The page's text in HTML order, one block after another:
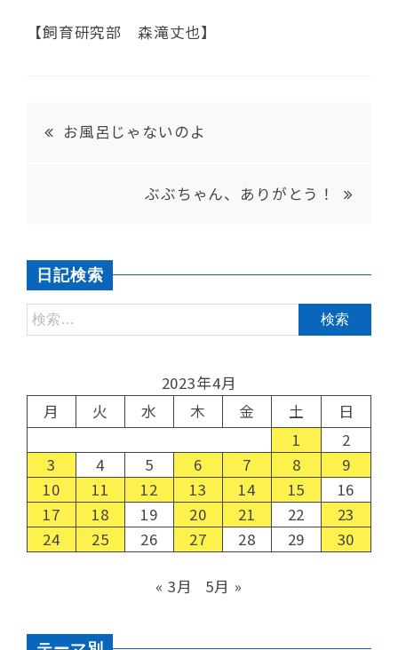
【飼育研究部 森滝丈也】
お風呂じゃないのよ
ぶぶちゃん、ありがとう！
日記検索
2023年4月
月
火 水 木 金 土
日
1
2
3
4 5 6 7 8
9
10
11 12 13 14 15
16
17
18 19 20 21 22
23
24
25 26 27 28 29 30
« 3月 5月 »